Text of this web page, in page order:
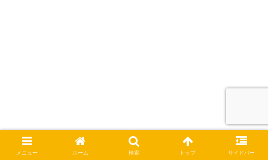
メニュー ホーム 検索 トップ サイドバー